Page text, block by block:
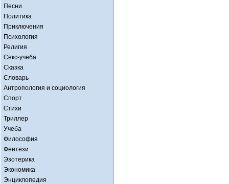
Песни
Политика
Приключения
Психология
Религия
Секс-учеба
Сказка
Словарь
Антропология и социология
Спорт
Стихи
Триллер
Учеба
Философия
Фентези
Эзотерика
Экономика
Энциклопедия